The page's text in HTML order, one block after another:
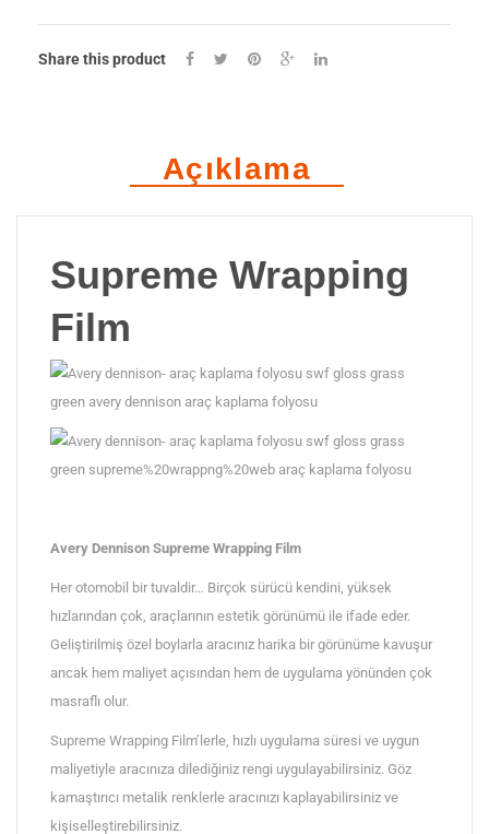
Share this product
Açıklama
Supreme Wrapping
Film
Avery Dennison Supreme Wrapping Film
Her otomobil bir tuvaldir… Birçok sürücü kendini, yüksek
hızlarından çok, araçlarının estetik görünümü ile ifade eder.
Geliştirilmiş özel boylarla aracınız harika bir görünüme kavuşur
ancak hem maliyet açısından hem de uygulama yönünden çok
masraflı olur.
Supreme Wrapping Film’lerle, hızlı uygulama süresi ve uygun
maliyetiyle aracınıza dilediğiniz rengi uygulayabilirsiniz. Göz
kamaştırıcı metalik renklerle aracınızı kaplayabilirsiniz ve
kişiselleştirebilirsiniz.